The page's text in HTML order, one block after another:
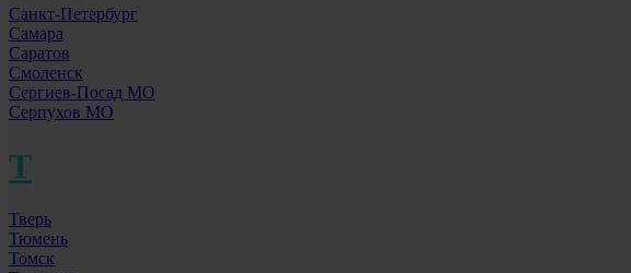
Санкт-Петербург
Самара
Саратов
Смоленск
Сергиев-Посад МО
Серпухов МО
Т
Тверь
Тюмень
Томск